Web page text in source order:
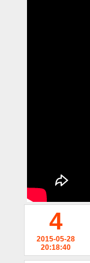
4
2015-05-28
20:18:40